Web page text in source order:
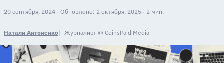
20 сентября, 2024 · Обновлено: 2 октября, 2025 · 2 мин.
Натали Антоненко Журналист @ CoinsPaid Media